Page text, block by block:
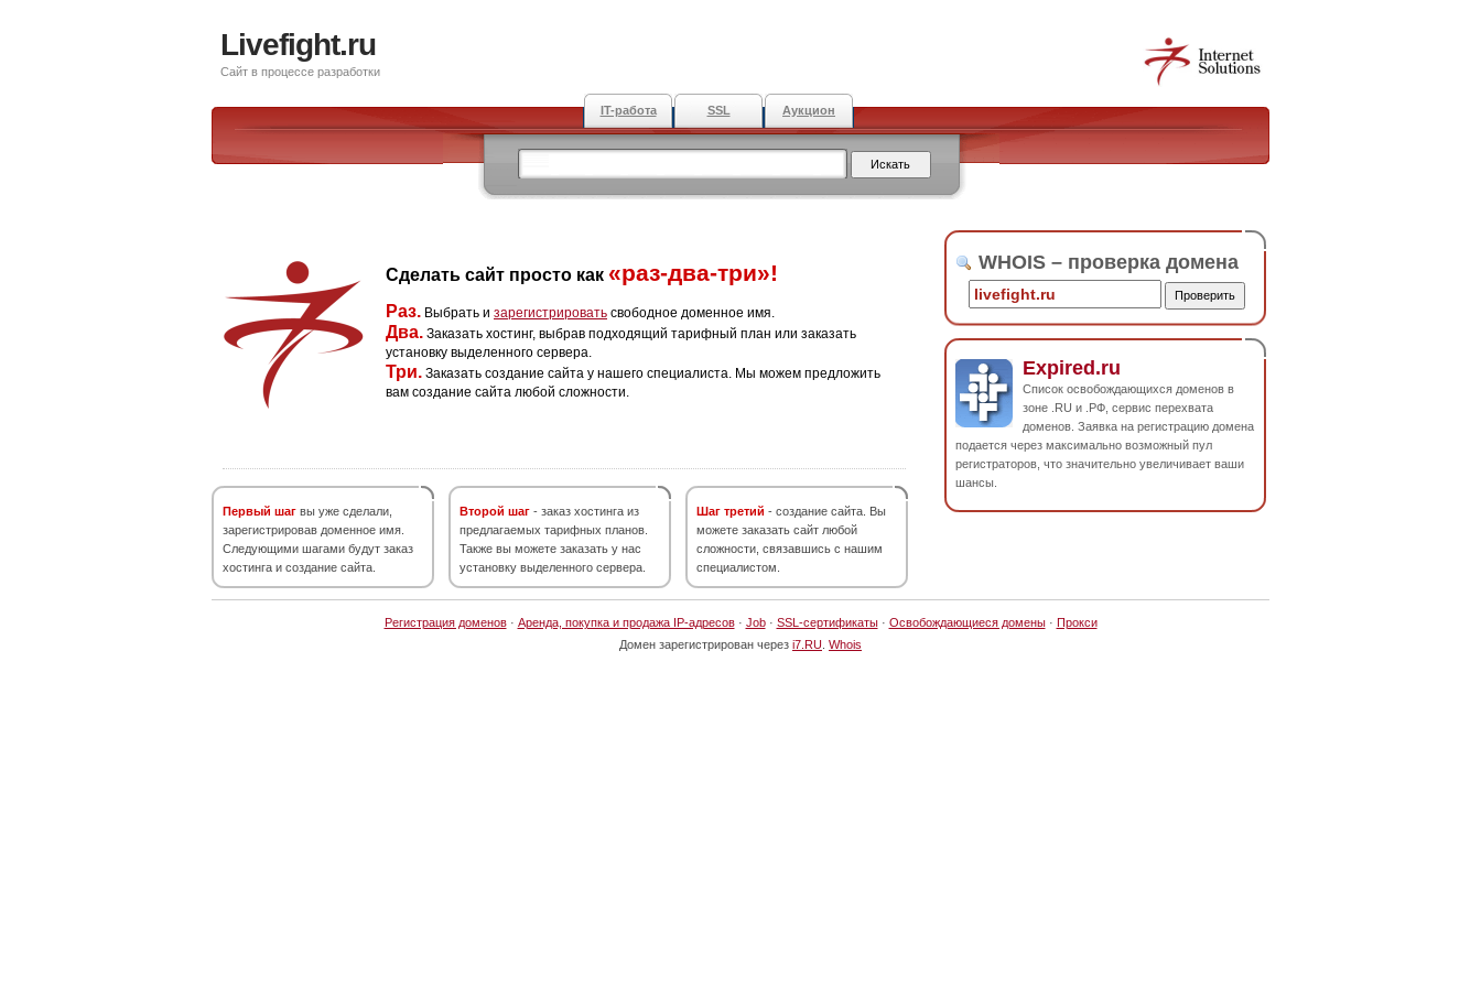
Livefight.ru
Сайт в процессе разработки
IT-работа SSL Аукцион
Сделать сайт просто как «раз-два-три»!
Раз. Выбрать и зарегистрировать свободное доменное имя.
Два. Заказать хостинг, выбрав подходящий тарифный план или заказать
установку выделенного сервера.
Три. Заказать создание сайта у нашего специалиста. Мы можем предложить
вам создание сайта любой сложности.
Первый шаг вы уже сделали,
зарегистрировав доменное имя.
Следующими шагами будут заказ
хостинга и создание сайта.
Второй шаг - заказ хостинга из
предлагаемых тарифных планов.
Также вы можете заказать у нас
установку выделенного сервера.
Шаг третий - создание сайта. Вы
можете заказать сайт любой
сложности, связавшись с нашим
специалистом.
WHOIS – проверка домена
Expired.ru
Список освобождающихся доменов в
зоне .RU и .РФ, сервис перехвата
доменов. Заявка на регистрацию домена
подается через максимально возможный пул
регистраторов, что значительно увеличивает ваши
шансы.
Регистрация доменов· Аренда, покупка и продажа IP-адресов· Job· SSL-сертификаты· Освобождающиеся домены· Прокси
Домен зарегистрирован через i7.RU Whois